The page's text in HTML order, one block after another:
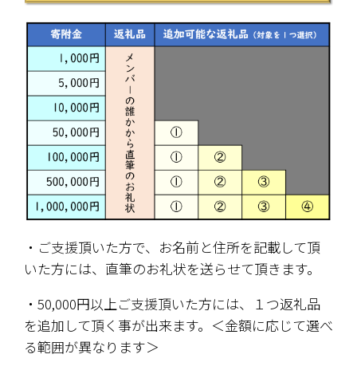
・ ご支援頂いた方で、お名前と住所を記載して頂
いた方には、直筆のお礼状を送らせて頂きます。
・50,000円以上ご支援頂いた方には、１つ返礼品
を追加して頂く事が出来ます。＜金額に応じて選べ
る範囲が異なります＞